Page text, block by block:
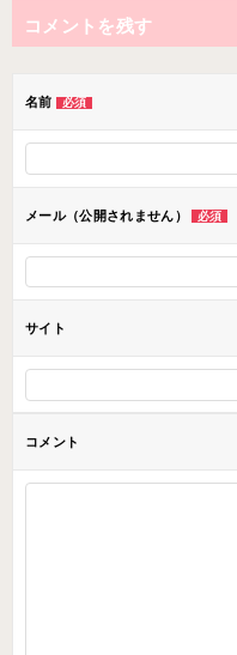
ビ
ョ
ン
コメントを残す
名前 必須
メール（公開されません） 必須
サイト
コメント